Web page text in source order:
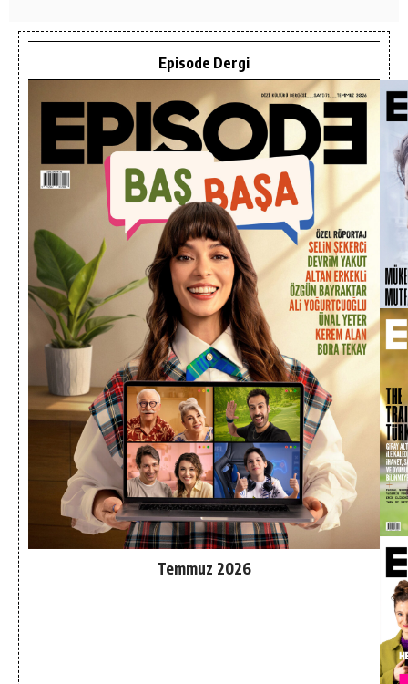
Episode Dergi
Temmuz 2026